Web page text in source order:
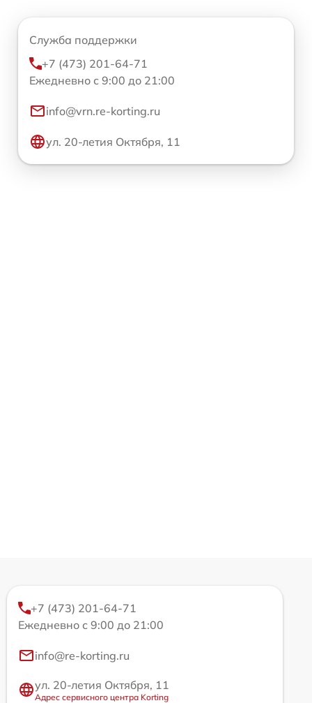
Служба поддержки
+7 (473) 201-64-71
Ежедневно с 9:00 до 21:00
info@vrn.re-korting.ru
ул. 20-летия Октября, 11
+7 (473) 201-64-71
Ежедневно с 9:00 до 21:00
info@re-korting.ru
ул. 20-летия Октября, 11
Адрес сервисного центра Korting